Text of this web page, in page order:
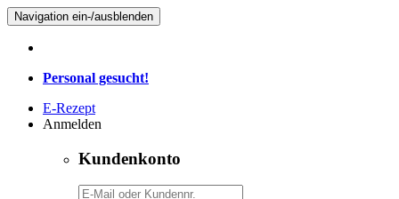
Navigation ein-/ausblenden
Personal gesucht!
E-Rezept
Anmelden
Kundenkonto